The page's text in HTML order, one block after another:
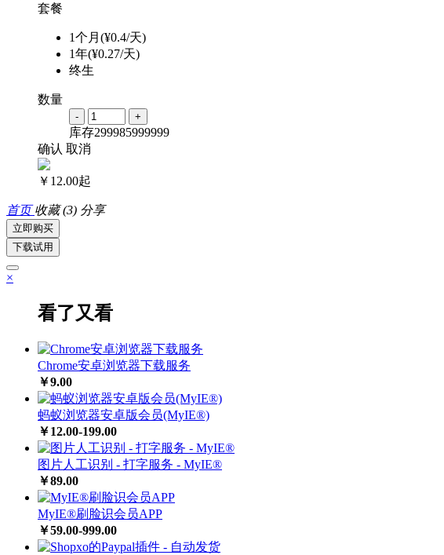
套餐
1个月(¥0.4/天)
1年(¥0.27/天)
终生
数量
- +
库存299985999999
确认 取消
￥12.00起
首页 收藏 (3) 分享
立即购买
下载试用
×
看了又看
Chrome安卓浏览器下载服务
￥9.00
蚂蚁浏览器安卓版会员(MyIE®️)
￥12.00-199.00
图片人工识别 - 打字服务 - MyIE®️
￥89.00
MyIE®️刷脸识会员APP
￥59.00-999.00